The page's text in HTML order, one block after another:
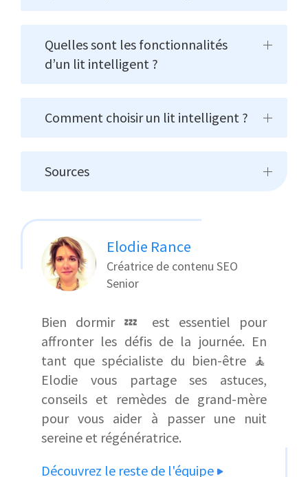
Quelles sont les fonctionnalités
d’un lit intelligent ?
Comment choisir un lit intelligent ?
Sources
Elodie Rance
Créatrice de contenu SEO
Senior
Bien dormir 💤 est essentiel pour
affronter les défis de la journée. En
tant que spécialiste du bien-être 🧘
Elodie vous partage ses astuces,
conseils et remèdes de grand-mère
pour vous aider à passer une nuit
sereine et régénératrice.
Découvrez le reste de l'équipe